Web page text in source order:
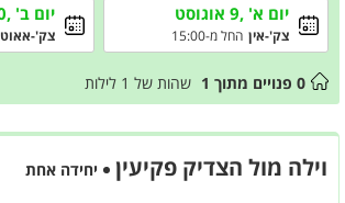
יום א' ,9 אוגוסט
צק'-אין החל מ-15:00
יום ב' ,10 אוגוסט
צק'-אאוט
0 פנויים מתוך 1 שהות של 1 לילות
וילה מול הצדיק פקיעין יחידה אחת